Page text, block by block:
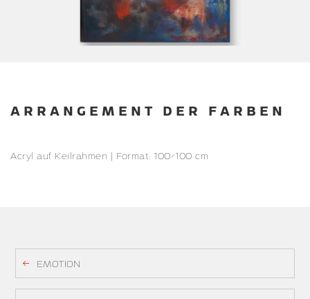
ARRANGEMENT DER FARBEN
Acryl auf Keilrahmen | Format: 100×100 cm
EMOTION